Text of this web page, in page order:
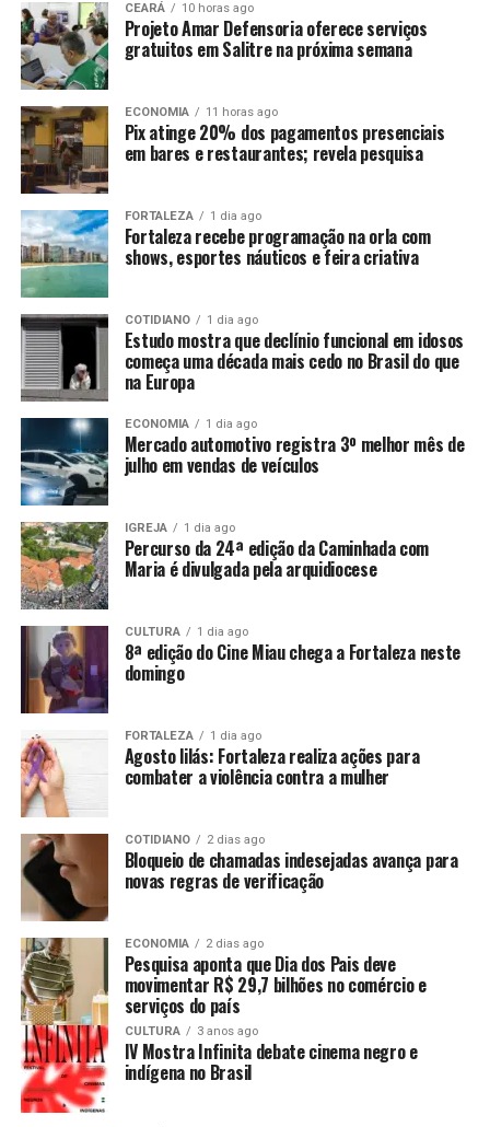
CEARÁ 10 horas ago
Projeto Amar Defensoria oferece serviços
gratuitos em Salitre na próxima semana
ECONOMIA 11 horas ago
Pix atinge 20% dos pagamentos presenciais
em bares e restaurantes; revela pesquisa
FORTALEZA 1 dia ago
Fortaleza recebe programação na orla com
shows, esportes náuticos e feira criativa
COTIDIANO 1 dia ago
Estudo mostra que declínio funcional em idosos
começa uma década mais cedo no Brasil do que
na Europa
ECONOMIA 1 dia ago
Mercado automotivo registra 3º melhor mês de
julho em vendas de veículos
IGREJA 1 dia ago
Percurso da 24ª edição da Caminhada com
Maria é divulgada pela arquidiocese
CULTURA 1 dia ago
8ª edição do Cine Miau chega a Fortaleza neste
domingo
FORTALEZA 1 dia ago
Agosto lilás: Fortaleza realiza ações para
combater a violência contra a mulher
COTIDIANO 2 dias ago
Bloqueio de chamadas indesejadas avança para
novas regras de verificação
ECONOMIA 2 dias ago
Pesquisa aponta que Dia dos Pais deve
movimentar R$ 29,7 bilhões no comércio e
serviços do país
CULTURA 3 anos ago
IV Mostra Infinita debate cinema negro e
indígena no Brasil